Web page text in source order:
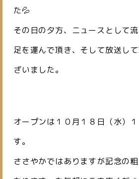
た💦
その日の夕方、ニュースとして流
足を運んで頂き、そして放送し
ざいました。
オープンは１０月１８日（水）
す。
ささやかではありますが記念の